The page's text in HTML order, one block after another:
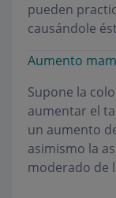
pueden
causándole
Aumento
Supone la
aumentar el
un aumento
asimismo la
moderado de